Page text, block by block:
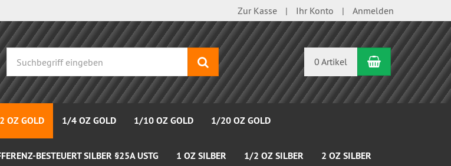
Zur Kasse Ihr Konto Anmelden
Suchen 0 Artikel Warenkorb
OZ GOLD 1/4 OZ GOLD 1/10 OZ GOLD 1/20 OZ GOLD
BESTEUERT SILBER §25A USTG 1 OZ SILBER 1/2 OZ SILBER 2 OZ SILBER